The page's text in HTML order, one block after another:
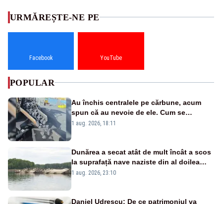
URMĂREȘTE-NE PE
Facebook YouTube
POPULAR
Au închis centralele pe cărbune, acum
spun că au nevoie de ele. Cum se
pasează vina în plină criză energetică
1 aug. 2026, 18:11
Dunărea a secat atât de mult încât a scos
la suprafață nave naziste din al doilea
război mondial
1 aug. 2026, 23:10
Daniel Udrescu: De ce patrimoniul va